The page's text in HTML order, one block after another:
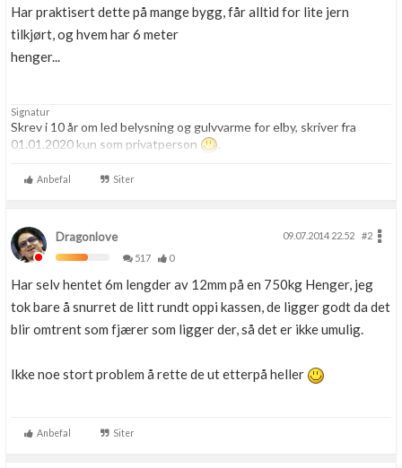
Har praktisert dette på mange bygg, får alltid for lite jern
tilkjørt, og hvem har 6 meter
henger...
Signatur
Skrev i 10 år om led belysning og gulvvarme for elby, skriver fra
01.01.2020 kun som privatperson
.
Anbefal Siter
Dragonlove 09.07.2014 22.52
#2
517
0
Har selv hentet 6m lengder av 12mm på en 750kg Henger, jeg
tok bare å snurret de litt rundt oppi kassen, de ligger godt da det
blir omtrent som fjærer som ligger der, så det er ikke umulig.
Ikke noe stort problem å rette de ut etterpå heller
Anbefal Siter